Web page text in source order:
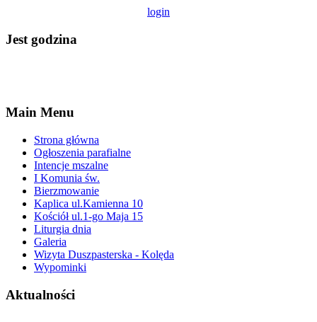
login
Jest godzina
Main Menu
Strona główna
Ogłoszenia parafialne
Intencje mszalne
I Komunia św.
Bierzmowanie
Kaplica ul.Kamienna 10
Kościół ul.1-go Maja 15
Liturgia dnia
Galeria
Wizyta Duszpasterska - Kolęda
Wypominki
Aktualności